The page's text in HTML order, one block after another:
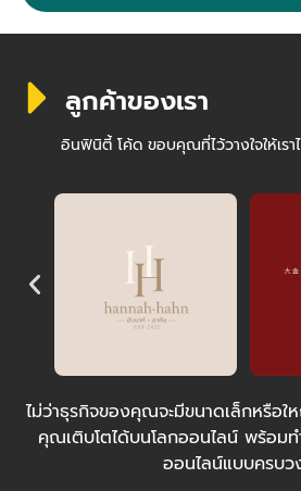
ลูกค้าของเรา
อินฟินิตี้ โค้ด ขอบคุณที่ไว้วางใจให้เร
ไม่ว่าธุรกิจของคุณจะมีขนาดเล็กหรือใ
คุณเติบโตได้บนโลกออนไลน์ พร้อมท
ออนไลน์แบบครบว